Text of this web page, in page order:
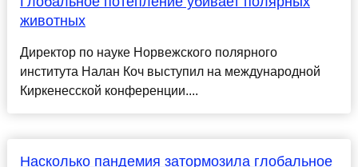
животных
Директор по науке Норвежского полярного
института Налан Коч выступил на международной
Киркенесской конференции....
Насколько пандемия затормозила глобальное